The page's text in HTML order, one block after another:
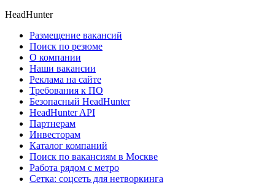
HeadHunter
Размещение вакансий
Поиск по резюме
О компании
Наши вакансии
Реклама на сайте
Требования к ПО
Безопасный HeadHunter
HeadHunter API
Партнерам
Инвесторам
Каталог компаний
Поиск по вакансиям в Москве
Работа рядом с метро
Сетка: соцсеть для нетворкинга